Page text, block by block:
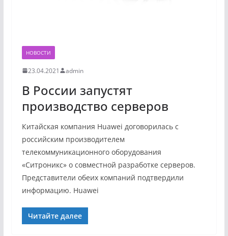
НОВОСТИ
23.04.2021 admin
В России запустят
производство серверов
Китайская компания Huawei договорилась с
российским производителем
телекоммуникационного оборудования
«Ситроникс» о совместной разработке серверов.
Представители обеих компаний подтвердили
информацию. Huawei
Читайте далее